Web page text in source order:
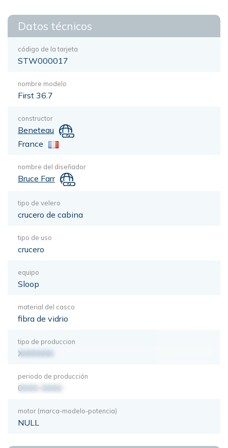
Datos técnicos
código de la tarjeta
STW000017
nombre modelo
First 36.7
constructor
Beneteau
France
nombre del diseñador
Bruce Farr
tipo de velero
crucero de cabina
tipo de uso
crucero
equipo
Sloop
material del casco
fibra de vidrio
tipo de produccion
XXXXXXX
periodo de producción
0000-0000
motor (marca-modelo-potencia)
NULL